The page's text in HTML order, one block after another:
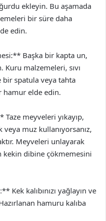
ekleyin. Bu aşamada
bir süre daha
edin.
Başka bir kapta un,
Kuru malzemeleri, sıvı
bir spatula veya tahta
hamur elde edin.
meyveleri yıkayıp,
muz kullanıyorsanız,
Meyveleri unlayarak
kekin dibine çökmemesini
Kek kalıbınızı yağlayın ve
hamuru kalıba